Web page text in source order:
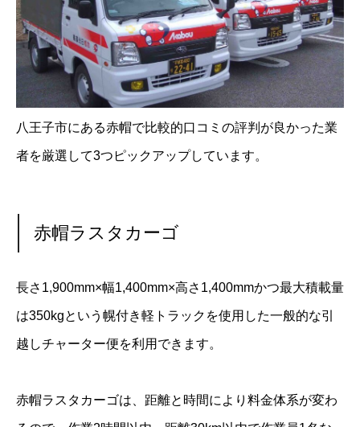
八王子市にある赤帽で比較的口コミの評判が良かった業
者を厳選して3つピックアップしています。
赤帽ラスタカーゴ
長さ1,900mm×幅1,400mm×高さ1,400mmかつ最大積載量
は350kgという幌付き軽トラックを使用した一般的な引
越しチャーター便を利用できます。
赤帽ラスタカーゴは、距離と時間により料金体系が変わ